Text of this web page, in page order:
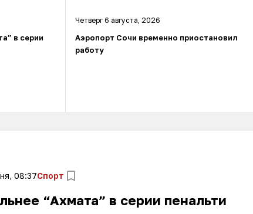
в серии
Четверг 6 августа, 2026
Аэропорт Сочи временно приостановил
работу
08:37Спорт
“Ахмата” в серии пенальти